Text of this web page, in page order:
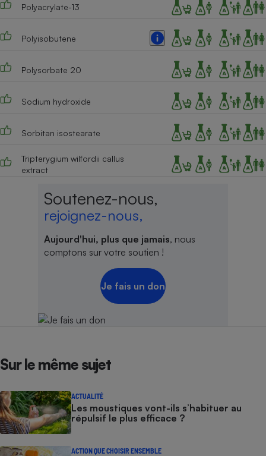
Polyacrylate-13
Polyisobutene
Polysorbate 20
Sodium hydroxide
Sorbitan isostearate
Tripterygium wilfordii callus
extract
Soutenez-nous,
rejoignez-nous,
Aujourd'hui, plus que jamais, nous
comptons sur votre soutien !
Je fais un don
Sur le même sujet
ACTUALITÉ
Les moustiques vont-ils s’habituer au
répulsif le plus efficace ?
ACTION QUE CHOISIR ENSEMBLE